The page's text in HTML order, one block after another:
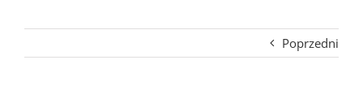
Poprzedni